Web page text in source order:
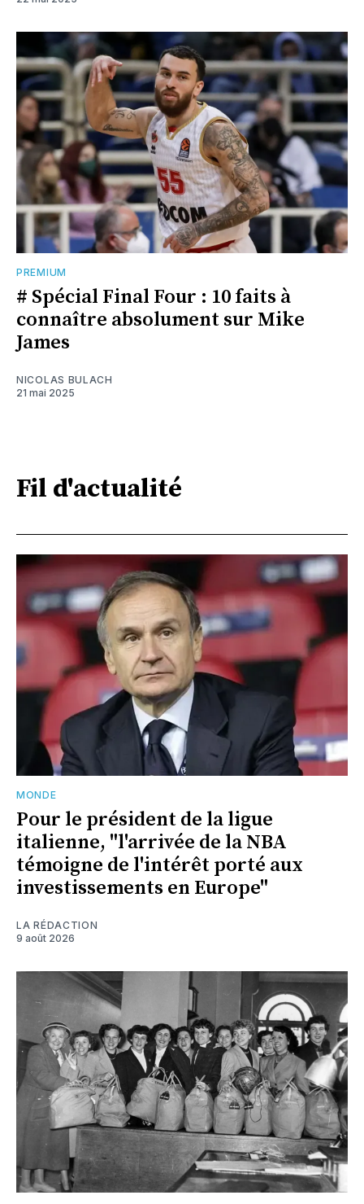
PREMIUM
# Spécial Final Four : 10 faits à
connaître absolument sur Mike
James
NICOLAS BULACH
21 mai 2025
Fil d'actualité
MONDE
Pour le président de la ligue
italienne, "l'arrivée de la NBA
témoigne de l'intérêt porté aux
investissements en Europe"
LA RÉDACTION
9 août 2026